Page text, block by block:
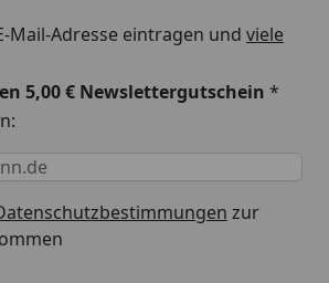
Mail-Adresse eintragen und viele
5,00 € Newslettergutschein *
zur